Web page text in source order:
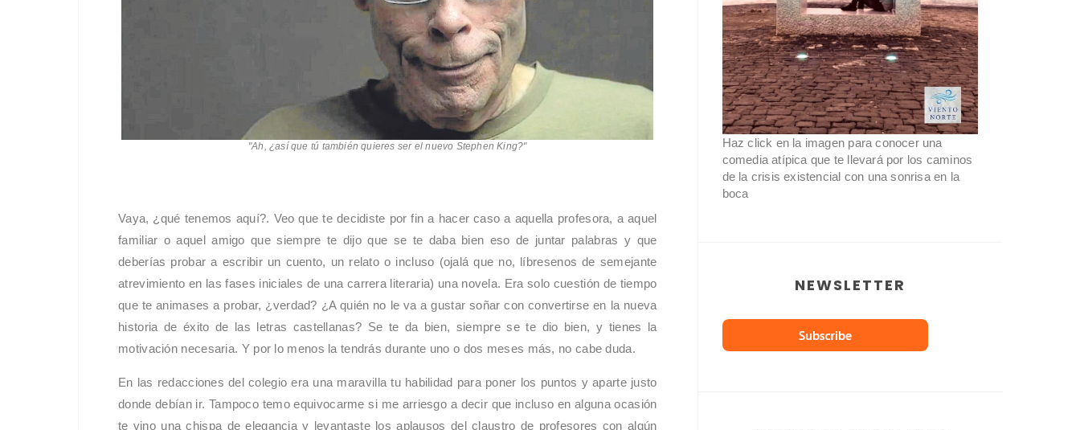
"Ah, ¿así que tú también quieres ser el nuevo Stephen King?"
Vaya, ¿qué tenemos aquí?. Veo que te decidiste por fin a hacer caso a aquella profesora, a aquel
familiar o aquel amigo que siempre te dijo que se te daba bien eso de juntar palabras y que
deberías probar a escribir un cuento, un relato o incluso (ojalá que no, líbresenos de semejante
atrevimiento en las fases iniciales de una carrera literaria) una novela. Era solo cuestión de tiempo
que te animases a probar, ¿verdad? ¿A quién no le va a gustar soñar con convertirse en la nueva
historia de éxito de las letras castellanas? Se te da bien, siempre se te dio bien, y tienes la
motivación necesaria. Y por lo menos la tendrás durante uno o dos meses más, no cabe duda.
En las redacciones del colegio era una maravilla tu habilidad para poner los puntos y aparte justo
donde debían ir. Tampoco temo equivocarme si me arriesgo a decir que incluso en alguna ocasión
te vino una chispa de elegancia y levantaste los aplausos del claustro de profesores con algún
Haz click en la imagen para conocer una
comedia atípica que te llevará por los caminos
de la crisis existencial con una sonrisa en la
boca
NEWSLETTER